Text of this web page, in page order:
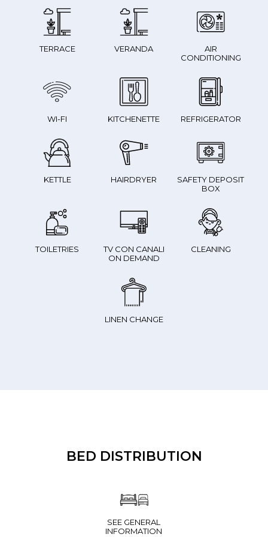
TERRACE VERANDA
AIR
CONDITIONING
WI-FI KITCHENETTE REFRIGERATOR
KETTLE HAIRDRYER
SAFETY DEPOSIT
BOX
TOILETRIES
TV CON CANALI
ON DEMAND
CLEANING
LINEN CHANGE
BED DISTRIBUTION
SEE GENERAL
INFORMATION